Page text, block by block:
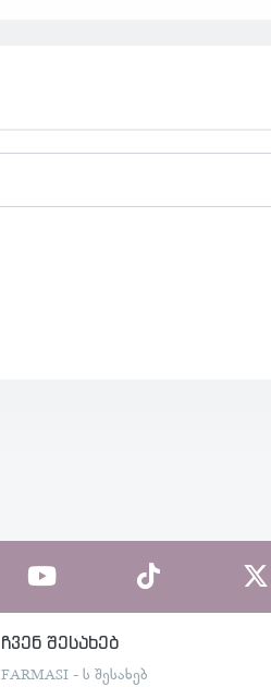
ჩვენ შესახებ
FARMASI - ს შესახებ